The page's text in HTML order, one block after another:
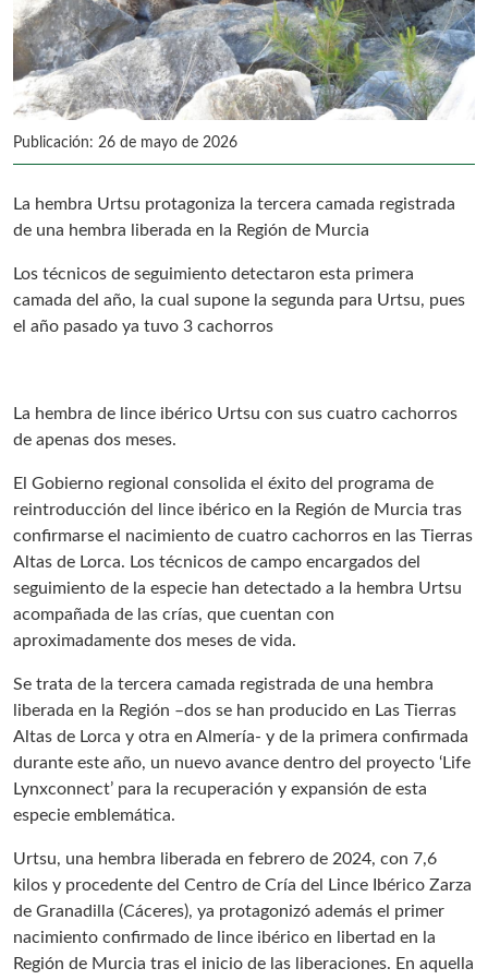
Publicación: 26 de mayo de 2026
La hembra Urtsu protagoniza la tercera camada registrada
de una hembra liberada en la Región de Murcia
Los técnicos de seguimiento detectaron esta primera
camada del año, la cual supone la segunda para Urtsu, pues
el año pasado ya tuvo 3 cachorros
La hembra de lince ibérico Urtsu con sus cuatro cachorros
de apenas dos meses.
El Gobierno regional consolida el éxito del programa de
reintroducción del lince ibérico en la Región de Murcia tras
confirmarse el nacimiento de cuatro cachorros en las Tierras
Altas de Lorca. Los técnicos de campo encargados del
seguimiento de la especie han detectado a la hembra Urtsu
acompañada de las crías, que cuentan con
aproximadamente dos meses de vida.
Se trata de la tercera camada registrada de una hembra
liberada en la Región –dos se han producido en Las Tierras
Altas de Lorca y otra en Almería- y de la primera confirmada
durante este año, un nuevo avance dentro del proyecto ‘Life
Lynxconnect’ para la recuperación y expansión de esta
especie emblemática.
Urtsu, una hembra liberada en febrero de 2024, con 7,6
kilos y procedente del Centro de Cría del Lince Ibérico Zarza
de Granadilla (Cáceres), ya protagonizó además el primer
nacimiento confirmado de lince ibérico en libertad en la
Región de Murcia tras el inicio de las liberaciones. En aquella